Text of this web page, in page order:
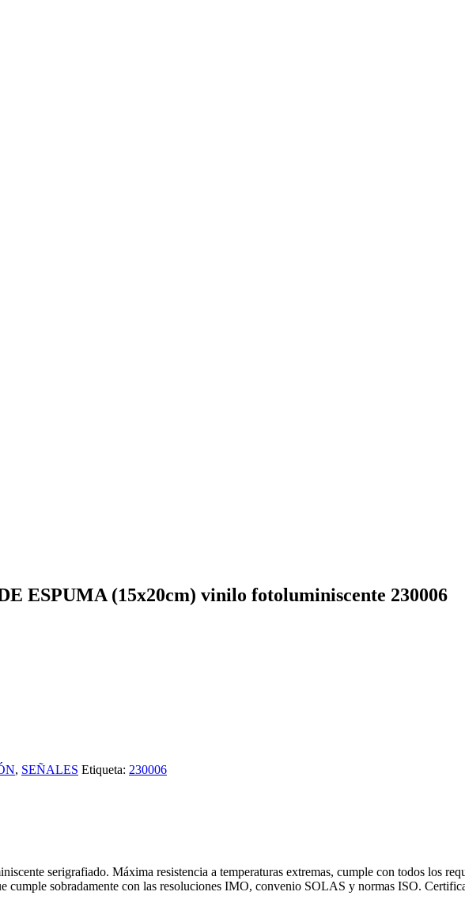
ESPUMA (15x20cm) vinilo fotoluminiscente 230006
, SEÑALES Etiqueta: 230006
serigrafiado. Máxima resistencia a temperaturas extremas, cumple con todos los
cumple sobradamente con las resoluciones IMO, convenio SOLAS y normas ISO.